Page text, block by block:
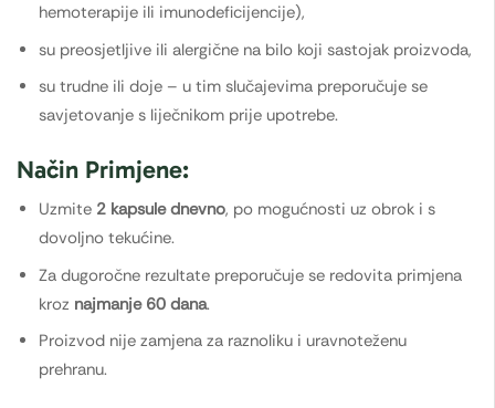
hemoterapije ili imunodeficijencije),
su preosjetljive ili alergične na bilo koji sastojak proizvoda,
su trudne ili doje – u tim slučajevima preporučuje se
savjetovanje s liječnikom prije upotrebe.
Način Primjene:
Uzmite 2 kapsule dnevno, po mogućnosti uz obrok i s
dovoljno tekućine.
Za dugoročne rezultate preporučuje se redovita primjena
kroz najmanje 60 dana.
Proizvod nije zamjena za raznoliku i uravnoteženu
prehranu.